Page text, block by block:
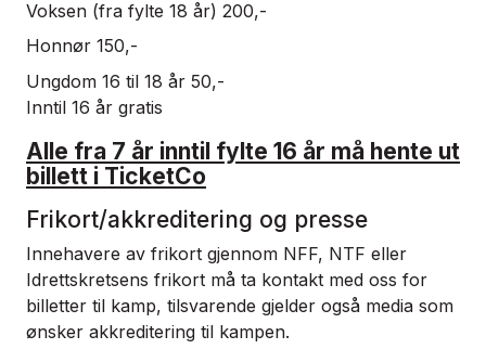
Voksen (fra fylte 18 år) 200,-
Honnør 150,-
Ungdom 16 til 18 år 50,-
Inntil 16 år gratis
Alle fra 7 år inntil fylte 16 år må hente ut
billett i TicketCo
Frikort/akkreditering og presse
Innehavere av frikort gjennom NFF, NTF eller
Idrettskretsens frikort må ta kontakt med oss for
billetter til kamp, tilsvarende gjelder også media som
ønsker akkreditering til kampen.